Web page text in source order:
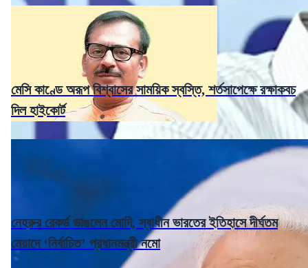
মেসি কাণ্ডে অরূপ বিশ্বাসের সাময়িক স্বস্তি, শর্তসাপেক্ষে রক্ষাকবচ
দিল হাইকোর্ট
নেহরুর রেকর্ড ভাঙলেন মোদি, স্বাধীন ভারতের ইতিহাসে দীর্ঘতম
মেয়াদে ‘নির্বাচিত’ প্রধানমন্ত্রী নমো